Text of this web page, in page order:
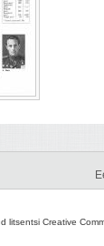
litsentsi Creative